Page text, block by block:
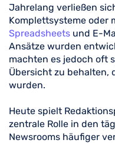
Jahrelang verließen
Komplettsysteme oder
Spreadsheets und E-
Ansätze wurden
machten es jedoch oft
Übersicht zu behalten,
wurden.
Heute spielt
zentrale Rolle in den
Newsrooms häufiger